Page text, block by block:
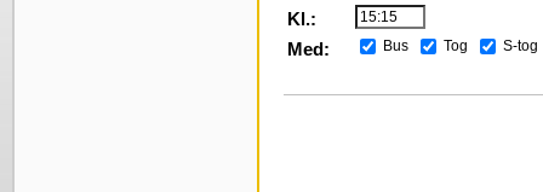
Kl.:
Med:
Bus Tog S-tog